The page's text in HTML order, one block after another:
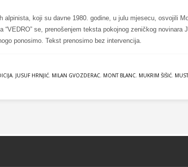
koji su davne 1980. godine, u julu mjesecu, osvojili
se, prenošenjem teksta pokojnog zeničkog novinara
ponosimo. Tekst prenosimo bez intervencija.
, JUSUF HRNJIĆ, MILAN GVOZDERAC, MONT BLANC, MUKRIM ŠIŠIĆ,